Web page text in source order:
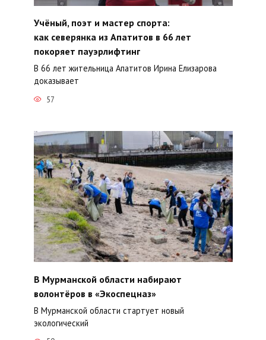
Учёный, поэт и мастер спорта:
как северянка из Апатитов в 66 лет
покоряет пауэрлифтинг
В 66 лет жительница Апатитов Ирина Елизарова
доказывает
57
В Мурманской области набирают
волонтёров в «Экоспецназ»
В Мурманской области стартует новый
экологический